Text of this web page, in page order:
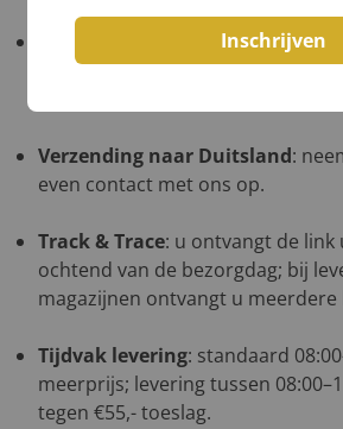
Verzending naar België: kies uw
plaats ze in de winkelwagen, ga
Verzending naar Duitsland:
even contact met ons op.
Track & Trace: u ontvangt de link
ochtend van de bezorgdag; bij
magazijnen ontvangt u meerdere
Tijdvak levering: standaard
meerprijs; levering tussen
tegen €55,- toeslag.
Inschrijven